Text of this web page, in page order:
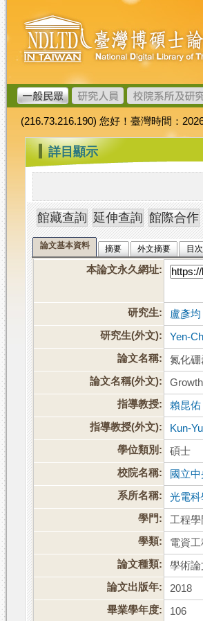
跳
到
主
要
內
容
臺
灣
博
碩
士
論
文
加
值
系
統
(216.73.216.190) 您好！臺灣時間：
::: 詳目顯示
論文基本資料 摘要 外文摘要 目次
本論文永久網址:
研究生:
盧彥均
研究生(外文):
Yen-
論文名稱:
氮化
論文名稱(外文):
指導教授:
賴昆佑
指導教授(外文):
Kun-
學位類別:
碩士
校院名稱:
國立
系所名稱:
光電
學門:
工程學
學類:
電資
論文種類:
學術論
論文出版年:
2018
畢業學年度:
106